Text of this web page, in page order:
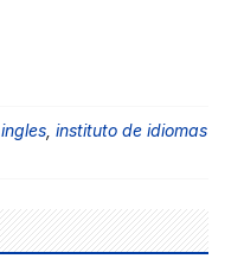
ingles instituto de idiomas